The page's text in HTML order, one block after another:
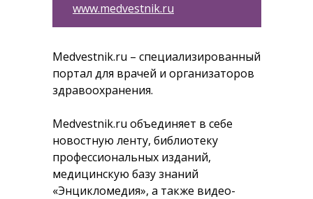
www.medvestnik.ru
Medvestnik.ru – специализированный
портал для врачей и организаторов
здравоохранения.
Medvestnik.ru объединяет в себе
новостную ленту, библиотеку
профессиональных изданий,
медицинскую базу знаний
«Энцикломедия», а также видео-